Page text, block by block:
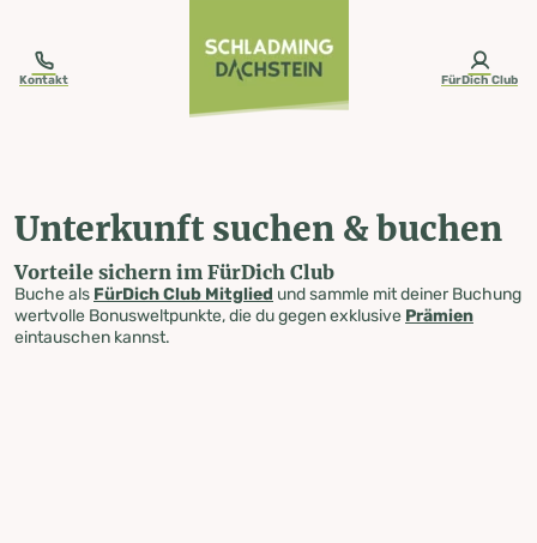
Kontakt FürDich Club
Unterkunft suchen & buchen
Vorteile sichern im FürDich Club
Buche als FürDich Club Mitglied und sammle mit deiner Buchung
wertvolle Bonusweltpunkte, die du gegen exklusive Prämien
eintauschen kannst.